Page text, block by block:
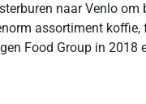
naar Venlo
assortiment
Food Group in